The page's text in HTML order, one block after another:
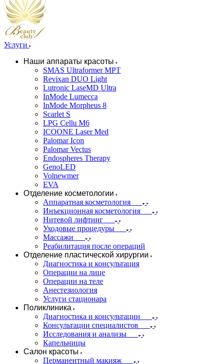
Услуги
Наши аппараты красоты
SMAS Ultraformer MPT
Revixan DUO Light
Lutronic LaseMD Ultra
InMode Lumecca
InMode Morpheus 8
Scarlet S
LPG Cellu M6
ICOONE Laser Med
Palomar Icon
Palomar Vectus
Endospheres Therapy
GenoLED
Volnewmer
EVA
Отделение косметологии
Аппаратная косметология
Инъекционная косметология
Нитевой лифтинг
Уходовые процедуры
Массажи
Реабилитация после операций
Отделение пластической хирургии
Диагностика и консультация
Операции на лице
Операции на теле
Анестезиология
Услуги стационара
Поликлиника
Диагностика и консультации
Консультации специалистов
Исследования и анализы
Капельницы
Салон красоты
Перманентный макияж